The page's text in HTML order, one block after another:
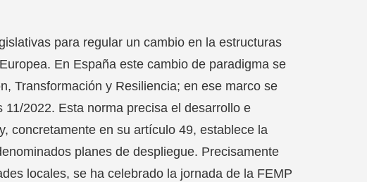
para regular un cambio en la estructuras
En España este cambio de paradigma se
Transformación y Resiliencia; en ese marco se
2022. Esta norma precisa el desarrollo e
concretamente en su artículo 49, establece la
planes de despliegue. Precisamente
locales, se ha celebrado la jornada de la FEMP